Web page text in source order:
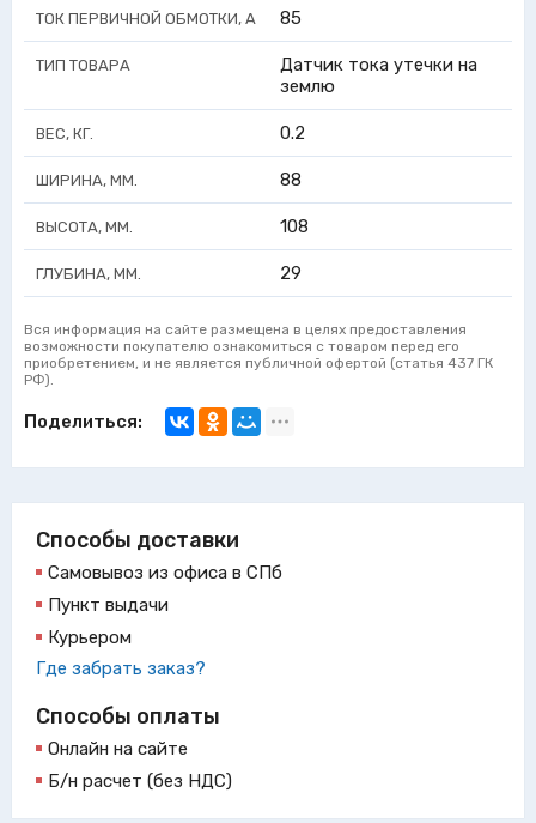
ТОК ПЕРВИЧНОЙ ОБМОТКИ, А 85
ТИП ТОВАРА
Датчик тока утечки на
землю
ВЕС, КГ. 0.2
ШИРИНА, ММ. 88
ВЫСОТА, ММ. 108
ГЛУБИНА, ММ. 29
Вся информация на сайте размещена в целях предоставления
возможности покупателю ознакомиться с товаром перед его
приобретением, и не является публичной офертой (статья 437 ГК
РФ).
Поделиться:
Способы доставки
Самовывоз из офиса в СПб
Пункт выдачи
Курьером
Где забрать заказ?
Способы оплаты
Онлайн на сайте
Б/н расчет (без НДС)